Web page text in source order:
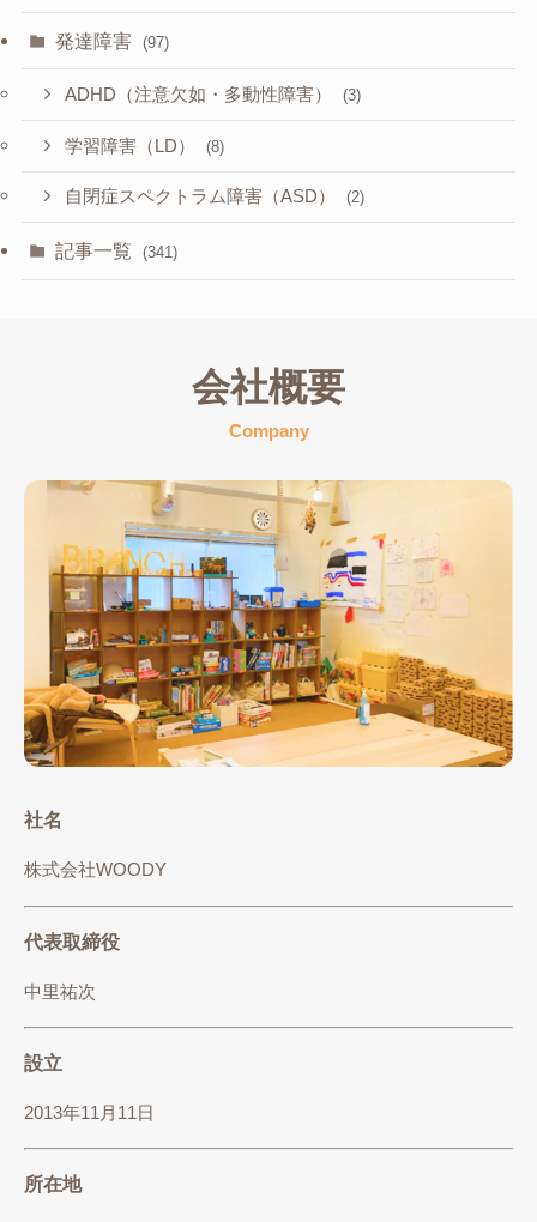
発達障害 (97)
ADHD（注意欠如・多動性障害） (3)
学習障害（LD） (8)
自閉症スペクトラム障害（ASD） (2)
記事一覧 (341)
会社概要
Company
社名
株式会社WOODY
代表取締役
中里祐次
設立
2013年11月11日
所在地